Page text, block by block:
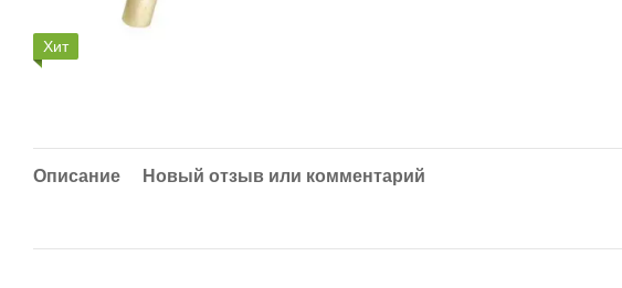
Хит
Описание Новый отзыв или комментарий